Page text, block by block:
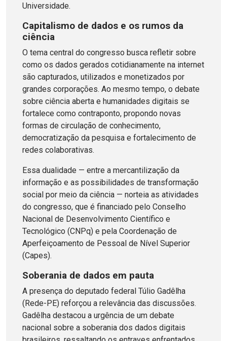
Universidade.
Capitalismo de dados e os rumos da
ciência
O tema central do congresso busca refletir sobre
como os dados gerados cotidianamente na internet
são capturados, utilizados e monetizados por
grandes corporações. Ao mesmo tempo, o debate
sobre ciência aberta e humanidades digitais se
fortalece como contraponto, propondo novas
formas de circulação de conhecimento,
democratização da pesquisa e fortalecimento de
redes colaborativas.
Essa dualidade — entre a mercantilização da
informação e as possibilidades de transformação
social por meio da ciência — norteia as atividades
do congresso, que é financiado pelo Conselho
Nacional de Desenvolvimento Científico e
Tecnológico (CNPq) e pela Coordenação de
Aperfeiçoamento de Pessoal de Nível Superior
(Capes).
Soberania de dados em pauta
A presença do deputado federal Túlio Gadêlha
(Rede-PE) reforçou a relevância das discussões.
Gadêlha destacou a urgência de um debate
nacional sobre a soberania dos dados digitais